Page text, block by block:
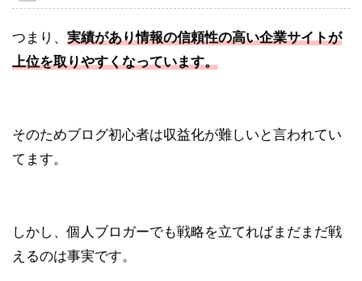
つまり、 実績があり情報の信頼性の高い企業サイトが
上位を取りやすくなっています。
そのためブログ初心者は収益化が難しいと言われてい
てます。
しかし、個人ブロガーでも戦略を立てればまだまだ戦
えるのは事実です。